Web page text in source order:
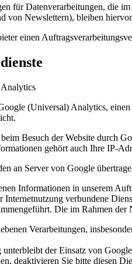
für Datenverarbeitungen, die
von Newslettern), bleiben
einen
(Universal) Analytics,
Besuch der Website durch
gehört auch Ihre IP-
an Server von Google
Informationen in unserem
Internetnutzung verbundene
Die im Rahmen
Verarbeitungen,
der Einsatz von
deaktivieren Sie bitte diesen